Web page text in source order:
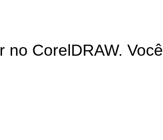
no CorelDRAW.